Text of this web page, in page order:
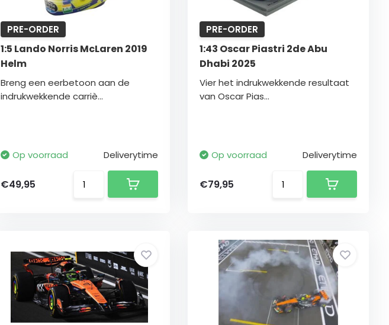
PRE-ORDER
1:5 Lando Norris McLaren 2019
Helm
Breng een eerbetoon aan de
indrukwekkende carriè...
Op voorraad Deliverytime
€49,95
PRE-ORDER
1:43 Oscar Piastri 2de Abu
Dhabi 2025
Vier het indrukwekkende resultaat
van Oscar Pias...
Op voorraad Deliverytime
€79,95